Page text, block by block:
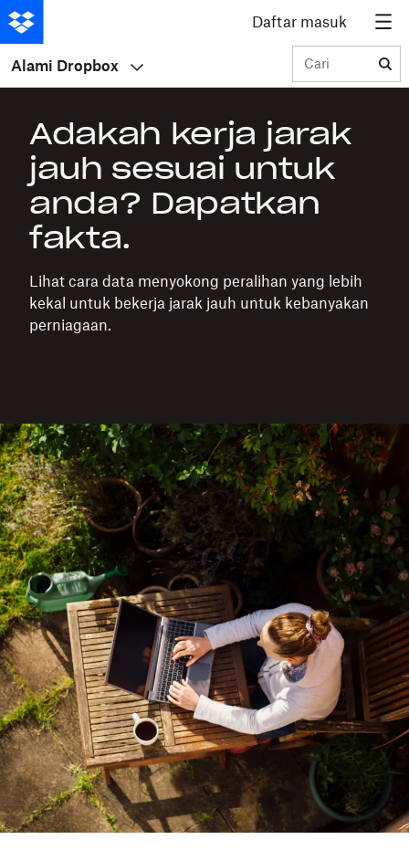
Daftar masuk
Alami Dropbox Cari
Adakah kerja jarak
jauh sesuai untuk
anda? Dapatkan
fakta.
Lihat cara data menyokong peralihan yang lebih
kekal untuk bekerja jarak jauh untuk kebanyakan
perniagaan.